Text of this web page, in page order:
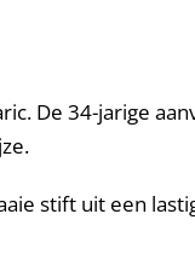
De 34-jarige
stift uit een